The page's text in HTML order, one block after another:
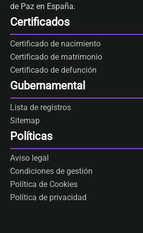
de Paz en España.
Certificados
Certificado de nacimiento
Certificado de matrimonio
Certificado de defunción
Gubernamental
Lista de registros
Sitemap
Políticas
Aviso legal
Condiciones de gestión
Política de Cookies
Política de privacidad